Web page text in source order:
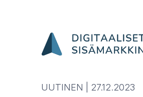
UUTINEN | 27.12.2023